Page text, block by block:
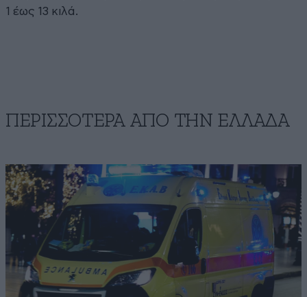
1 έως 13 κιλά.
ΠΕΡΙΣΣΟΤΕΡΑ ΑΠΟ ΤΗΝ ΕΛΛΑΔΑ